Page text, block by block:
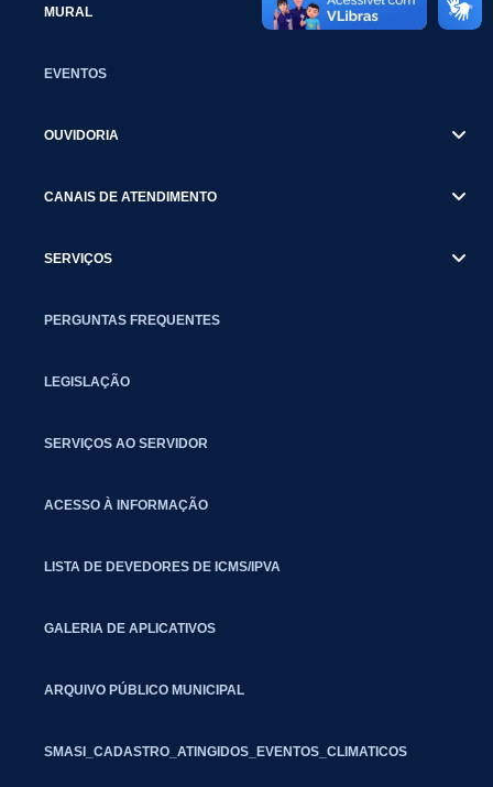
MURAL
EVENTOS
OUVIDORIA
CANAIS DE ATENDIMENTO
SERVIÇOS
PERGUNTAS FREQUENTES
LEGISLAÇÃO
SERVIÇOS AO SERVIDOR
ACESSO À INFORMAÇÃO
LISTA DE DEVEDORES DE ICMS/IPVA
GALERIA DE APLICATIVOS
ARQUIVO PÚBLICO MUNICIPAL
SMASI_CADASTRO_ATINGIDOS_EVENTOS_CLIMATICOS